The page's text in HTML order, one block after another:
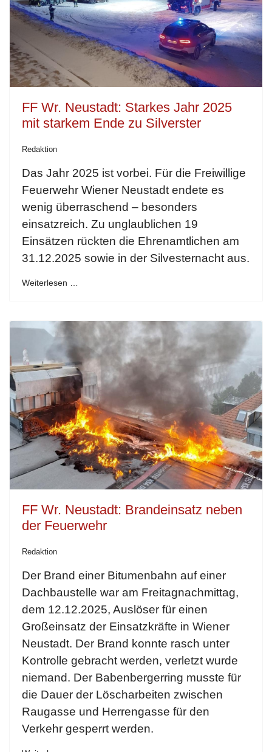
FF Wr. Neustadt: Starkes Jahr 2025
mit starkem Ende zu Silverster
Redaktion
Das Jahr 2025 ist vorbei. Für die Freiwillige
Feuerwehr Wiener Neustadt endete es
wenig überraschend – besonders
einsatzreich. Zu unglaublichen 19
Einsätzen rückten die Ehrenamtlichen am
31.12.2025 sowie in der Silvesternacht aus.
Weiterlesen …
FF Wr. Neustadt: Brandeinsatz neben
der Feuerwehr
Redaktion
Der Brand einer Bitumenbahn auf einer
Dachbaustelle war am Freitagnachmittag,
dem 12.12.2025, Auslöser für einen
Großeinsatz der Einsatzkräfte in Wiener
Neustadt. Der Brand konnte rasch unter
Kontrolle gebracht werden, verletzt wurde
niemand. Der Babenbergerring musste für
die Dauer der Löscharbeiten zwischen
Raugasse und Herrengasse für den
Verkehr gesperrt werden.